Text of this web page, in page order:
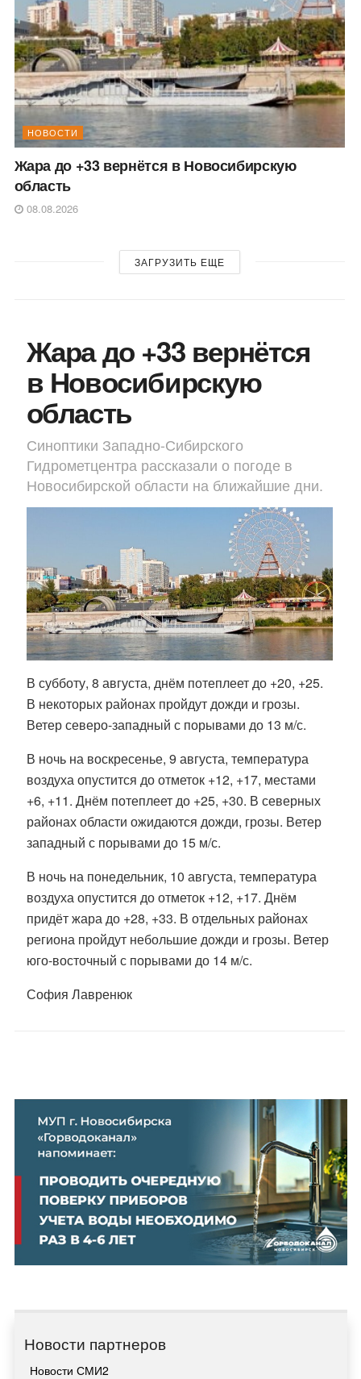
НОВОСТИ
Жара до +33 вернётся в Новосибирскую
область
08.08.2026
ЗАГРУЗИТЬ ЕЩЕ
Жара до +33 вернётся
в Новосибирскую
область
Синоптики Западно-Сибирского
Гидрометцентра рассказали о погоде в
Новосибирской области на ближайшие дни.
В субботу, 8 августа, днём потеплеет до +20, +25.
В некоторых районах пройдут дожди и грозы.
Ветер северо-западный с порывами до 13 м/с.
В ночь на воскресенье, 9 августа, температура
воздуха опустится до отметок +12, +17, местами
+6, +11. Днём потеплеет до +25, +30. В северных
районах области ожидаются дожди, грозы. Ветер
западный с порывами до 15 м/с.
В ночь на понедельник, 10 августа, температура
воздуха опустится до отметок +12, +17. Днём
придёт жара до +28, +33. В отдельных районах
региона пройдут небольшие дожди и грозы. Ветер
юго-восточный с порывами до 14 м/с.
София Лавренюк
Новости партнеров
Новости СМИ2